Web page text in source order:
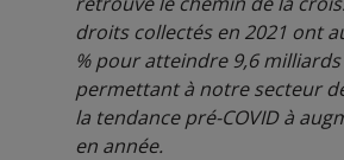
droits collectés en 2021 ont
% pour atteindre 9,6 milliards
permettant à notre secteur
la tendance pré-COVID à
en année.